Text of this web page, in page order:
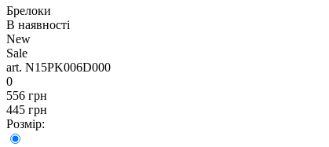
Брелоки
В наявності
New
Sale
art. N15PK006D000
0
556 грн
445 грн
Розмір: